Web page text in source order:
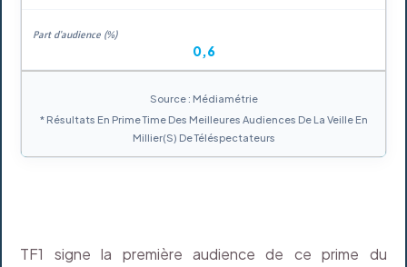
0,6
Source : Médiamétrie
* Résultats En Prime Time Des Meilleures Audiences De La Veille En
Millier(s) De Téléspectateurs
TF1 signe la première audience de ce prime du